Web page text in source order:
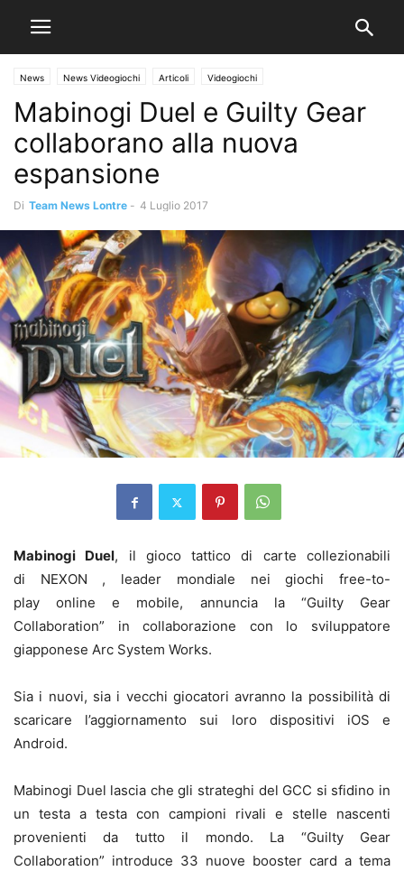
News News Videogiochi Articoli Videogiochi
Mabinogi Duel e Guilty Gear
collaborano alla nuova
espansione
Di Team News Lontre - 4 Luglio 2017
Mabinogi Duel, il gioco tattico di carte collezionabili
di NEXON , leader mondiale nei giochi free-to-
play online e mobile, annuncia la “Guilty Gear
Collaboration” in collaborazione con lo sviluppatore
giapponese Arc System Works.
Sia i nuovi, sia i vecchi giocatori avranno la possibilità di
scaricare l’aggiornamento sui loro dispositivi iOS e
Android.
Mabinogi Duel lascia che gli strateghi del GCC si sfidino in
un testa a testa con campioni rivali e stelle nascenti
provenienti da tutto il mondo. La “Guilty Gear
Collaboration” introduce 33 nuove booster card a tema